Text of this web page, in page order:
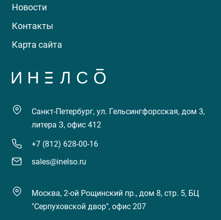
Новости
Контакты
Карта сайта
Санкт-Петербург, ул. Гельсингфорсская, дом 3,
литера З, офис 412
+7 (812) 628-00-16
sales@inelso.ru
Москва, 2-ой Рощинский пр., дом 8, стр. 5, БЦ
"Серпуховской двор", офис 207